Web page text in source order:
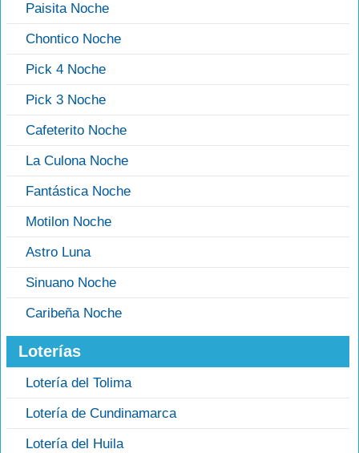
Paisita Noche
Chontico Noche
Pick 4 Noche
Pick 3 Noche
Cafeterito Noche
La Culona Noche
Fantástica Noche
Motilon Noche
Astro Luna
Sinuano Noche
Caribeña Noche
Loterías
Lotería del Tolima
Lotería de Cundinamarca
Lotería del Huila